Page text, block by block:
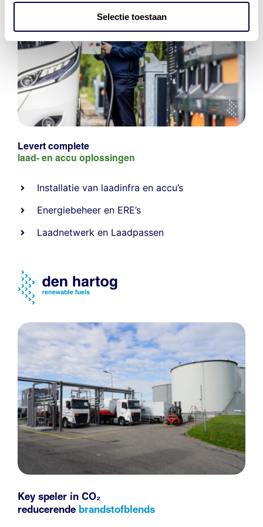
Selectie toestaan
Levert complete
laad- en accu oplossingen
Installatie van laadinfra en accu’s
Energiebeheer en ERE’s
Laadnetwerk en Laadpassen
Key speler in CO₂
reducerende brandstofblends